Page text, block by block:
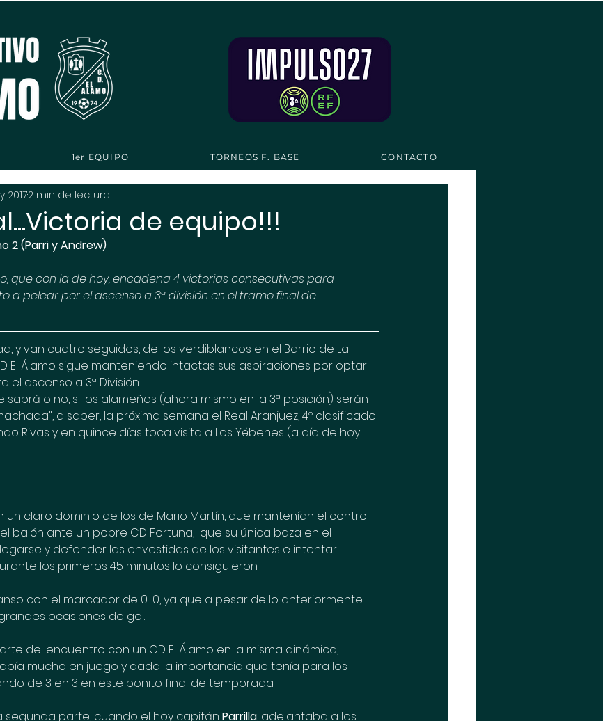
1er EQUIPO TORNEOS F. BASE CONTACTO
de equipo!!!
20172 min de lectura
2 (Parri y Andrew)
que con la de hoy, encadena 4 victorias consecutivas para
a pelear por el ascenso a 3ª división en el tramo final de
y van cuatro seguidos, de los verdiblancos en el Barrio de La
El Álamo sigue manteniendo intactas sus aspiraciones por optar
el ascenso a 3ª División.
sabrá o no, si los alameños (ahora mismo en la 3ª posición) serán
a saber, la próxima semana el Real Aranjuez, 4º clasificado
Rivas y en quince días toca visita a Los Yébenes (a día de hoy
un claro dominio de los de Mario Martín, que mantenían el control
balón ante un pobre CD Fortuna,  que su única baza en el
y defender las envestidas de los visitantes e intentar
los primeros 45 minutos lo consiguieron.
con el marcador de 0-0, ya que a pesar de lo anteriormente
ocasiones de gol.
del encuentro con un CD El Álamo en la misma dinámica,
mucho en juego y dada la importancia que tenía para los
de 3 en 3 en este bonito final de temporada.
segunda parte, cuando el hoy capitán Parrilla, adelantaba a los